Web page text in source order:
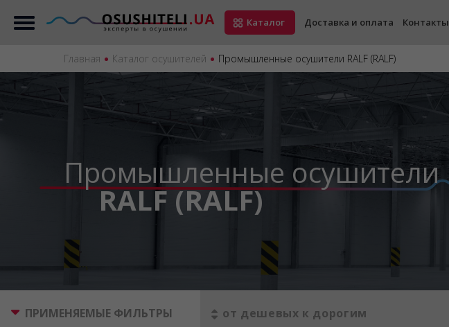
Каталог Доставка и оплата Контакты
Главная Каталог осушителей Промышленные осушители RALF (RALF)
Промышленные осушители
RALF (RALF)
ПРИМЕНЯЕМЫЕ ФИЛЬТРЫ от дешевых к дорогим